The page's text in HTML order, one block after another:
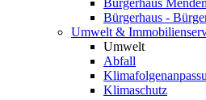
Bürgerhaus
Bürgerhaus -
Umwelt &
Umwelt
Abfall
Klimaschutz